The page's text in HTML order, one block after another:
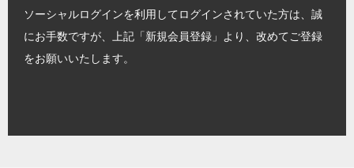
ソーシャルログインを利用してログインされていた方は、誠
にお手数ですが、上記「新規会員登録」より、改めてご登録
をお願いいたします。